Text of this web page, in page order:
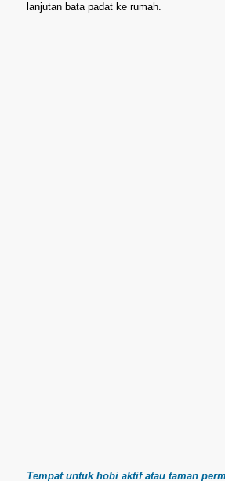
lanjutan bata padat ke rumah.
Tempat untuk hobi aktif atau taman